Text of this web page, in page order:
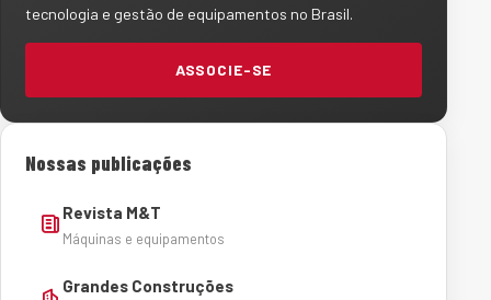
tecnologia e gestão de equipamentos no Brasil.
ASSOCIE-SE
Nossas publicações
Revista M&T
Máquinas e equipamentos
Grandes Construções